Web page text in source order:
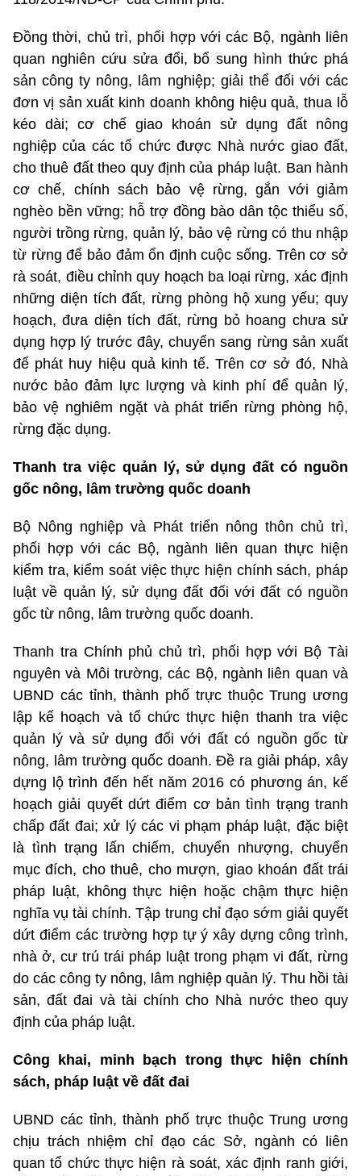
Đồng thời, chủ trì, phối hợp với các Bộ, ngành liên
quan nghiên cứu sửa đổi, bổ sung hình thức phá
sản công ty nông, lâm nghiệp; giải thể đối với các
đơn vị sản xuất kinh doanh không hiệu quả, thua lỗ
kéo dài; cơ chế giao khoán sử dụng đất nông
nghiệp của các tổ chức được Nhà nước giao đất,
cho thuê đất theo quy định của pháp luật. Ban hành
cơ chế, chính sách bảo vệ rừng, gắn với giảm
nghèo bền vững; hỗ trợ đồng bào dân tộc thiểu số,
người trồng rừng, quản lý, bảo vệ rừng có thu nhập
từ rừng để bảo đảm ổn định cuộc sống. Trên cơ sở
rà soát, điều chỉnh quy hoạch ba loại rừng, xác định
những diện tích đất, rừng phòng hộ xung yếu; quy
hoạch, đưa diện tích đất, rừng bỏ hoang chưa sử
dụng hợp lý trước đây, chuyển sang rừng sản xuất
để phát huy hiệu quả kinh tế. Trên cơ sở đó, Nhà
nước bảo đảm lực lượng và kinh phí để quản lý,
bảo vệ nghiêm ngặt và phát triển rừng phòng hộ,
rừng đặc dụng.
Thanh tra việc quản lý, sử dụng đất có nguồn
gốc nông, lâm trường quốc doanh
Bộ Nông nghiệp và Phát triển nông thôn chủ trì,
phối hợp với các Bộ, ngành liên quan thực hiện
kiểm tra, kiểm soát việc thực hiện chính sách, pháp
luật về quản lý, sử dụng đất đối với đất có nguồn
gốc từ nông, lâm trường quốc doanh.
Thanh tra Chính phủ chủ trì, phối hợp với Bộ Tài
nguyên và Môi trường, các Bộ, ngành liên quan và
UBND các tỉnh, thành phố trực thuộc Trung ương
lập kế hoạch và tổ chức thực hiện thanh tra việc
quản lý và sử dụng đối với đất có nguồn gốc từ
nông, lâm trường quốc doanh. Đề ra giải pháp, xây
dựng lộ trình đến hết năm 2016 có phương án, kế
hoạch giải quyết dứt điểm cơ bản tình trạng tranh
chấp đất đai; xử lý các vi phạm pháp luật, đặc biệt
là tình trạng lấn chiếm, chuyển nhượng, chuyển
mục đích, cho thuê, cho mượn, giao khoán đất trái
pháp luật, không thực hiện hoặc chậm thực hiện
nghĩa vụ tài chính. Tập trung chỉ đạo sớm giải quyết
dứt điểm các trường hợp tự ý xây dựng công trình,
nhà ở, cư trú trái pháp luật trong phạm vi đất, rừng
do các công ty nông, lâm nghiệp quản lý. Thu hồi tài
sản, đất đai và tài chính cho Nhà nước theo quy
định của pháp luật.
Công khai, minh bạch trong thực hiện chính
sách, pháp luật về đất đai
UBND các tỉnh, thành phố trực thuộc Trung ương
chịu trách nhiệm chỉ đạo các Sở, ngành có liên
quan tổ chức thực hiện rà soát, xác định ranh giới,